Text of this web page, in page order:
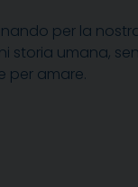
per la
umana,
per amare.